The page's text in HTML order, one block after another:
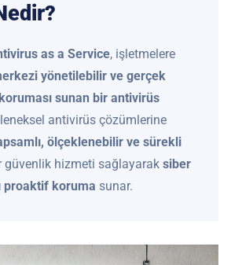
as a Service, işletmelere
yönetilebilir ve gerçek
sunan bir antivirüs
antivirüs çözümlerine
ölçeklenebilir ve sürekli
güvenlik hizmeti sağlayarak siber
proaktif koruma sunar.